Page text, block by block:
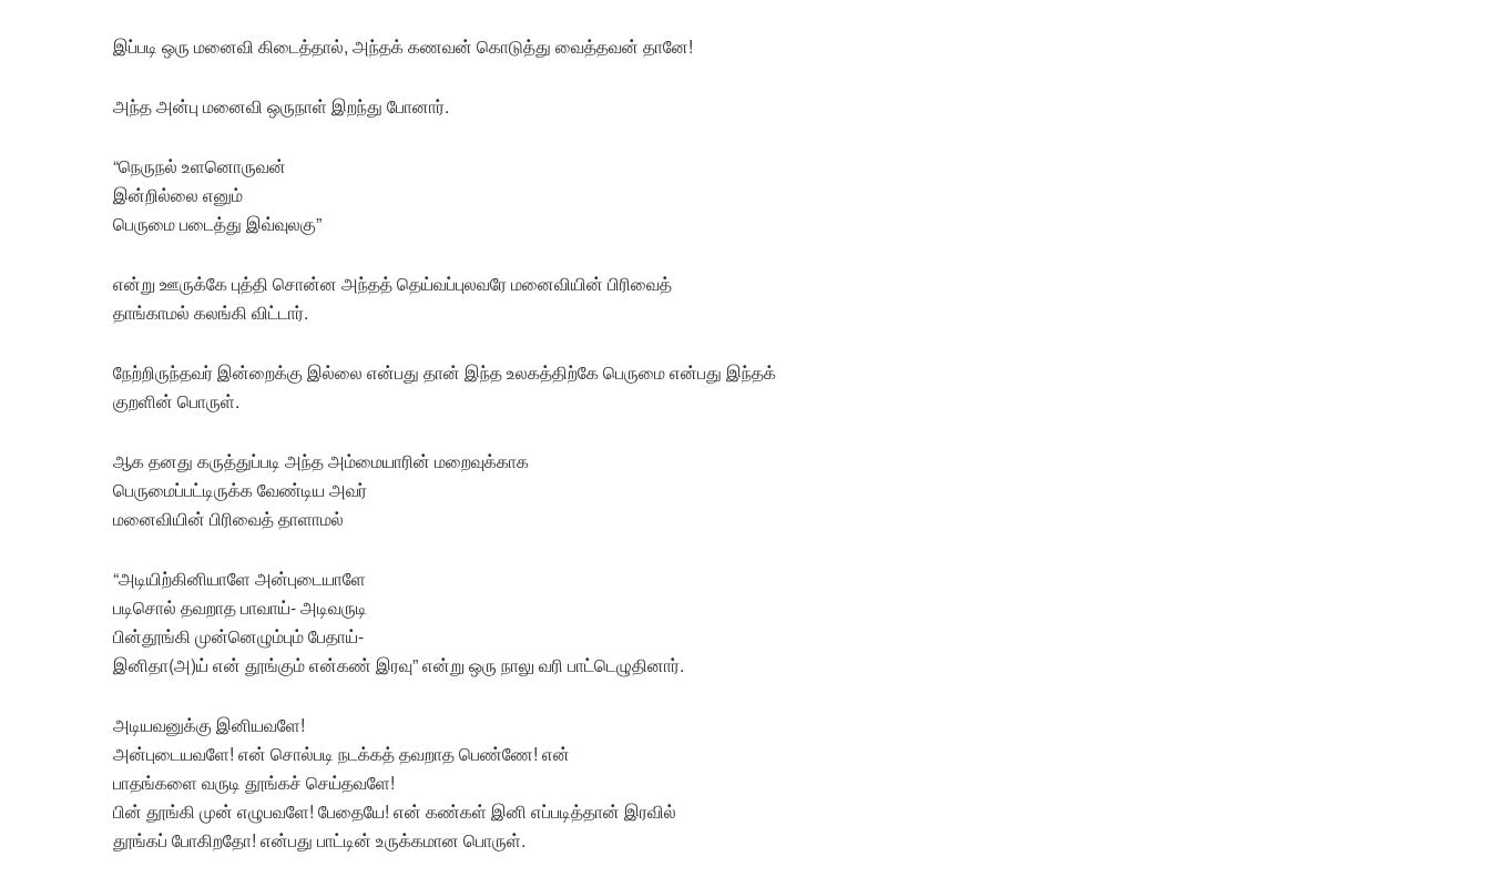
இப்படி ஒரு மனைவி கிடைத்தால், அந்தக் கணவன் கொடுத்து வைத்தவன் தானே!
அந்த அன்பு மனைவி ஒருநாள் இறந்து போனார்.
“நெருநல் உளனொருவன்
இன்றில்லை எனும்
பெருமை படைத்து இவ்வுலகு”
என்று ஊருக்கே புத்தி சொன்ன அந்தத் தெய்வப்புலவரே மனைவியின் பிரிவைத்
தாங்காமல் கலங்கி விட்டார்.
நேற்றிருந்தவர் இன்றைக்கு இல்லை என்பது தான் இந்த உலகத்திற்கே பெருமை என்பது இந்தக்
குறளின் பொருள்.
ஆக தனது கருத்துப்படி அந்த அம்மையாரின் மறைவுக்காக
பெருமைப்பட்டிருக்க வேண்டிய அவர்
மனைவியின் பிரிவைத் தாளாமல்
“அடியிற்கினியாளே அன்புடையாளே
படிசொல் தவறாத பாவாய்- அடிவருடி
பின்தூங்கி முன்னெழும்பும் பேதாய்-
இனிதா(அ)ய் என் தூங்கும் என்கண் இரவு” என்று ஒரு நாலு வரி பாட்டெழுதினார்.
அடியவனுக்கு இனியவளே!
அன்புடையவளே! என் சொல்படி நடக்கத் தவறாத பெண்ணே! என்
பாதங்களை வருடி தூங்கச் செய்தவளே!
பின் தூங்கி முன் எழுபவளே! பேதையே! என் கண்கள் இனி எப்படித்தான் இரவில்
தூங்கப் போகிறதோ! என்பது பாட்டின் உருக்கமான பொருள்.